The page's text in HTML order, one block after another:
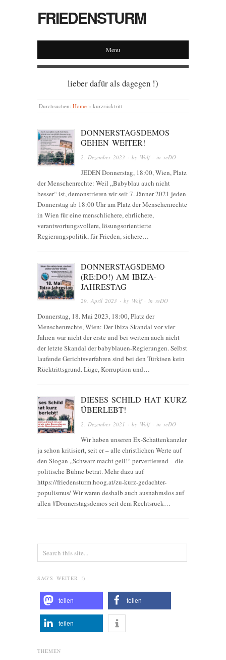
FRIEDENSTURM
Menu
lieber dafür als dagegen !)
Durchsuchen: Home » kurzrücktritt
DONNERSTAGSDEMOS
GEHEN WEITER!
2. Dezember 2023 · by Wolf· in reDO
JEDEN Donnerstag, 18:00, Wien, Platz
der Menschenrechte: Weil „Babyblau auch nicht
besser“ ist, demonstrieren wir seit 7. Jänner 2021 jeden
Donnerstag ab 18:00 Uhr am Platz der Menschenrechte
in Wien für eine menschlichere, ehrlichere,
verantwortungsvollere, lösungsorientierte
Regierungspolitik, für Frieden, sichere…
DONNERSTAGSDEMO
(RE:DO!) AM IBIZA-
JAHRESTAG
29. April 2023 · by Wolf· inreDO
Donnerstag, 18. Mai 2023, 18:00, Platz der
Menschenrechte, Wien: Der Ibiza-Skandal vor vier
Jahren war nicht der erste und bei weitem auch nicht
der letzte Skandal der babyblauen-Regierungen. Selbst
laufende Gerichtsverfahren sind bei den Türkisen kein
Rücktrittsgrund. Lüge, Korruption und…
DIESES SCHILD HAT KURZ
ÜBERLEBT!
2. Dezember 2021 · by Wolf· in reDO
Wir haben unseren Ex-Schattenkanzler
ja schon kritisiert, seit er – alle christlichen Werte auf
den Slogan „Schwarz macht geil!“ pervertierend – die
politische Bühne betrat. Mehr dazu auf
https://friedensturm.hoog.at/zu-kurz-gedachter-
populismus/ Wir waren deshalb auch ausnahmslos auf
allen #Donnerstagsdemos seit dem Rechtsruck…
SAG'S WEITER !)
teilen teilen
teilen
THEMEN